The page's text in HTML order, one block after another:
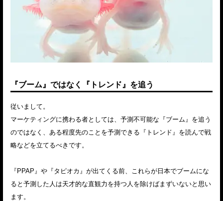
『ブーム』ではなく『トレンド』を追う
従いまして。
マーケティングに携わる者としては、予測不可能な『ブーム』を追う
のではなく、ある程度先のことを予測できる『トレンド』を読んで戦
略などを立てるべきです。
『PPAP』や『タピオカ』が出てくる前、これらが日本でブームにな
ると予測した人は天才的な直観力を持つ人を除けばまずいないと思い
ます。